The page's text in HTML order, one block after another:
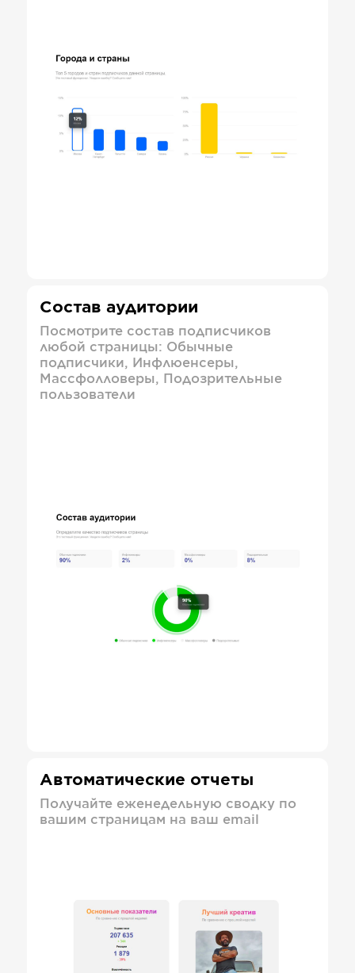
Состав аудитории
Посмотрите состав подписчиков
любой страницы: Обычные
подписчики, Инфлюенсеры,
Массфолловеры, Подозрительные
пользователи
Автоматические отчеты
Получайте еженедельную сводку по
вашим страницам на ваш email